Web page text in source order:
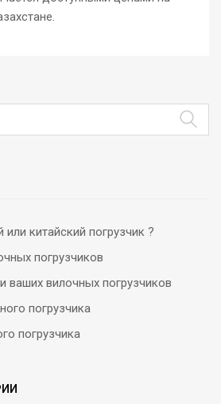
китайский погрузчик ?
погрузчиков
ваших вилочных погрузчиков
погрузчика
погрузчика